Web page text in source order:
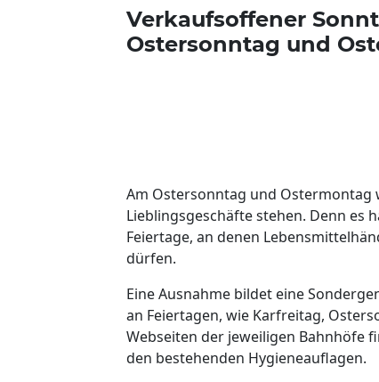
Verkaufsoffener
Ostersonntag und
Am Ostersonntag und Ostermontag
Lieblingsgeschäfte stehen. Denn es
Feiertage, an denen
dürfen.
Eine Ausnahme bildet eine
an Feiertagen, wie Karfreitag,
Webseiten der jeweiligen Bahnhöfe
den bestehenden Hygieneauflagen.